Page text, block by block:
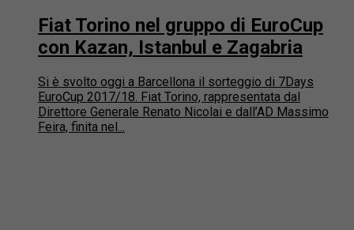
Fiat Torino nel gruppo di EuroCup
con Kazan, Istanbul e Zagabria
Si è svolto oggi a Barcellona il sorteggio di 7Days
EuroCup 2017/18. Fiat Torino, rappresentata dal
Direttore Generale Renato Nicolai e dall’AD Massimo
Feira, finita nel...